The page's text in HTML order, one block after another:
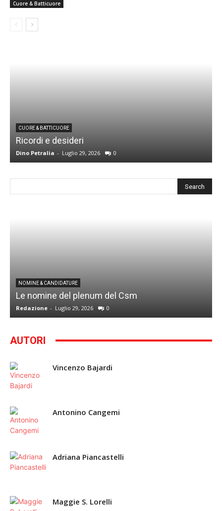
Cuore & Batticuore
CUORE & BATTICUORE
Ricordi e desideri
Dino Petralia - Luglio 29, 2026 0
NOMINE & CANDIDATURE
Le nomine del plenum del Csm
Redazione - Luglio 29, 2026 0
AUTORI
Vincenzo Bajardi
Antonino Cangemi
Adriana Piancastelli
Maggie S. Lorelli